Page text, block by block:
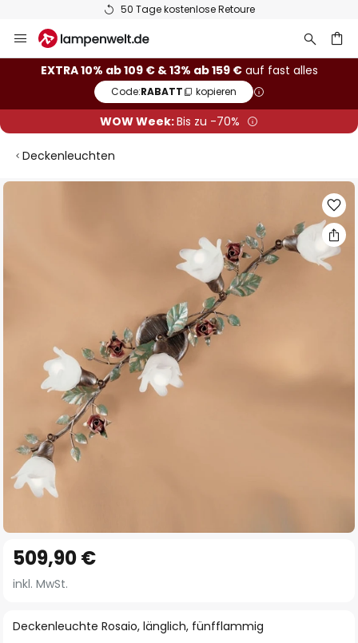
50 Tage kostenlose Retoure
Inhalt
springen
EXTRA 10% ab 109 € & 13% ab 159 €auf fast alles
Code:RABATT kopieren
WOW Week:Bis zu -70%
Deckenleuchten
Zum
Anfang
der
springen
Deckenleuchte Rosaio, länglich, fünfflammig
509,90 €
inkl. MwSt.